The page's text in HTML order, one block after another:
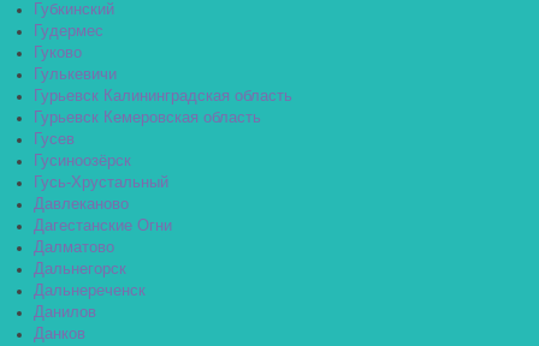
Губкинский
Гудермес
Гуково
Гулькевичи
Гурьевск Калининградская область
Гурьевск Кемеровская область
Гусев
Гусиноозёрск
Гусь-Хрустальный
Давлеканово
Дагестанские Огни
Далматово
Дальнегорск
Дальнереченск
Данилов
Данков